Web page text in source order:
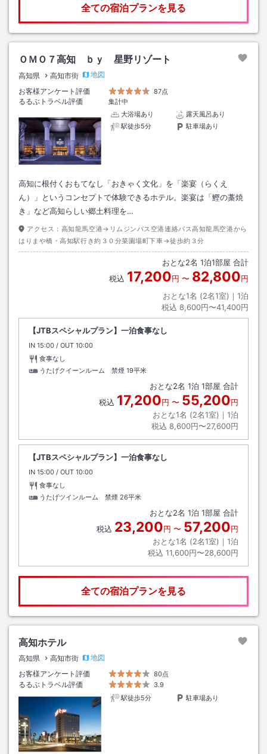
全ての宿泊プランを見る
ＯＭＯ７高知 ｂｙ 星野リゾート
高知県 高知市街
地図
お客様アンケート評価
87点
るるぶトラベル評価
集計中
大浴場あり
露天風呂あり
駅徒歩5分
駐車場あり
高知に根付くおもてなし「おきゃく文化」を「楽宴（らくえ
ん）」というコンセプトで体験できるホテル。楽宴は「鰹の藁焼
き」など高知らしい郷土料理を…
アクセス： 高知龍馬空港→リムジンバス空港連絡バス高知龍馬空港から
はりまや橋・高知駅行き約３０分菜園場町下車→徒歩約３分
おとな2名 1泊1部屋 合計
税込 17,200円 〜 82,800円
おとな1名 (2名1室)｜ 1泊
税込 8,600円〜41,400円
【JTBスペシャルプラン】一泊食事なし
IN チェックイン
15:00 / OUT チェックアウト
10:00
食事なし
うたげクイーンルーム 禁煙 19平米
おとな2名 1泊 1部屋 合計
税込 17,200円 〜 55,200円
おとな1名 (2名1室)｜ 1泊
税込 8,600円〜27,600円
【JTBスペシャルプラン】一泊食事なし
IN チェックイン
15:00 / OUT チェックアウト
10:00
食事なし
うたげツインルーム 禁煙 26平米
おとな2名 1泊 1部屋 合計
税込 23,200円 〜 57,200円
おとな1名 (2名1室)｜ 1泊
税込 11,600円〜28,600円
全ての宿泊プランを見る
高知ホテル
高知県 高知市街
地図
お客様アンケート評価
80点
るるぶトラベル評価
3.9
駅徒歩5分
駐車場あり